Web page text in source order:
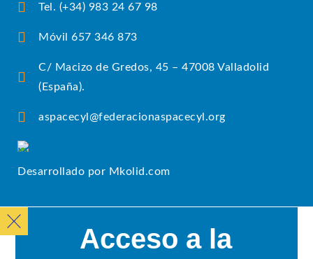
Tel. (+34) 983 24 67 98
Móvil 657 346 873
C/ Macizo de Gredos, 45 – 47008 Valladolid
(España).
aspacecyl@federacionaspacecyl.org
Desarrollado por Mkolid.com
Acceso a la